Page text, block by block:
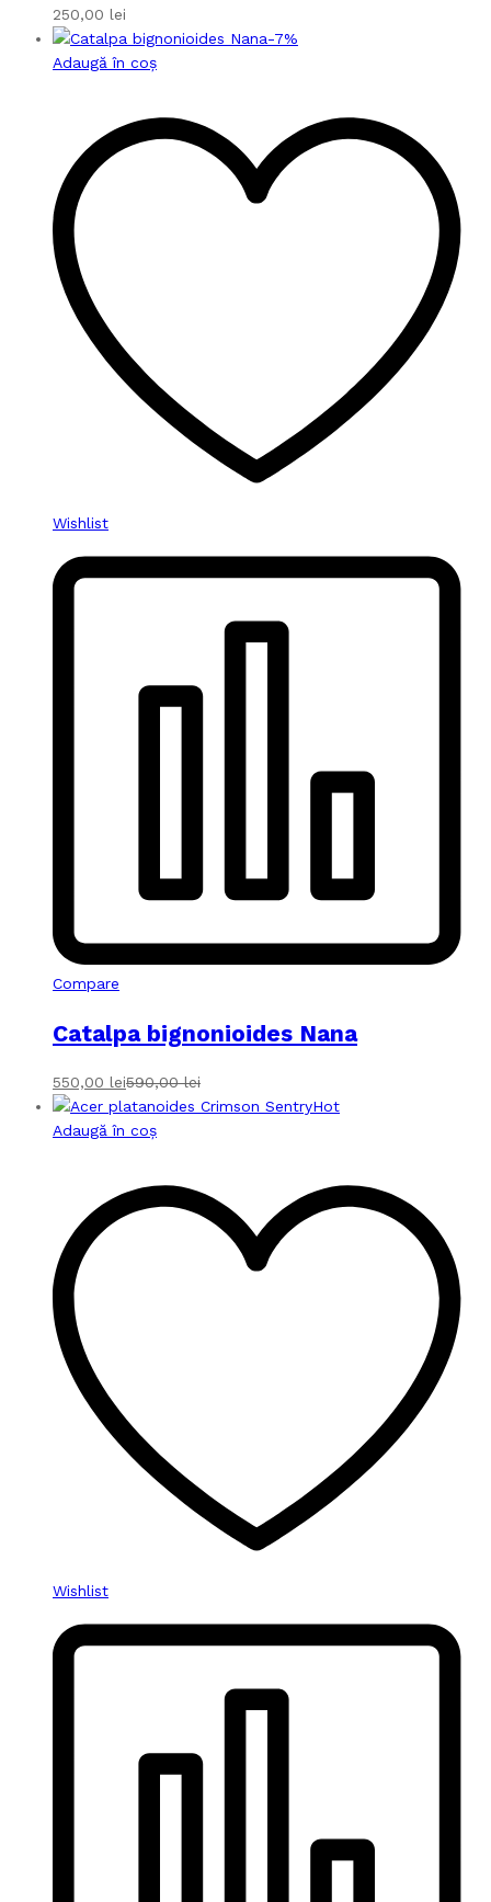
250,00 lei
-7%
Adaugă în coș
Wishlist
Compare
Catalpa bignonioides Nana
550,00 lei590,00lei
Hot
Adaugă în coș
Wishlist